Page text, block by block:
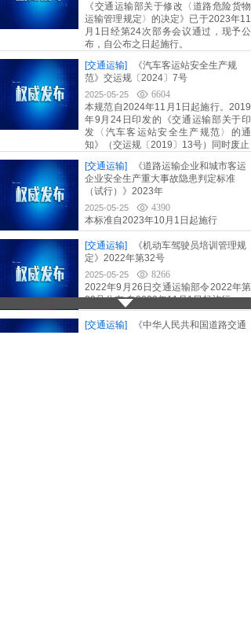
《交通运输部关于修改〈道路危险货物
运输管理规定〉的决定》已于2023年11
月1日经第24次部务会议通过，现予公
布，自公布之日起施行。
[交通运输]
《汽车客运站安全生产规
范》交运规〔2024〕7号
2025-05-25
6604
本规范自2024年11月1日起施行。2019
年9月24日印发的《交通运输部关于印
发〈汽车客运站安全生产规范〉的通
知》（交运规〔2019〕13号）同时废止
[交通运输]
《道路运输企业和城市客运
企业安全生产重大事故隐患判定标准
（试行）》2023年
2025-05-25
4390
本标准自2023年10月1日起施行
[交通运输]
《机动车驾驶员培训管理规
定》2022年第32号
2025-05-25
8266
2022年9月26日交通运输部令2022年第
32号公布 自2022年11月1日起施行
[交通运输]
《中华人民共和国道路交通